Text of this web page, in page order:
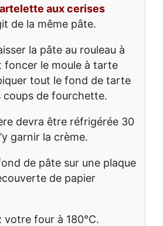
aux cerises
de la même pâte.
la pâte au rouleau à
foncer le moule à tarte
tout le fond de tarte
coups de fourchette.
devra être réfrigérée 30
garnir la crème.
de pâte sur une plaque
de papier
votre four à 180°C.